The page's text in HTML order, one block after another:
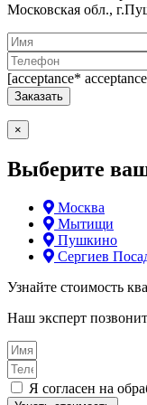
Московская обл.,
[acceptance*
×
Выберите
Москва
Мытищи
Пушкино
Сергиев
Узнайте стоимость
Наш эксперт
Я согласен на